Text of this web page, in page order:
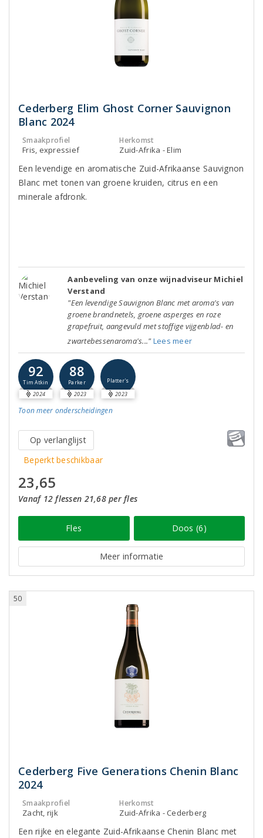
Cederberg Elim Ghost Corner Sauvignon
Blanc 2024
Smaakprofiel
Fris, expressief
Herkomst
Zuid-Afrika - Elim
Een levendige en aromatische Zuid-Afrikaanse Sauvignon
Blanc met tonen van groene kruiden, citrus en een
minerale afdronk.
Aanbeveling van onze wijnadviseur Michiel
Verstand
"Een levendige Sauvignon Blanc met aroma's van
groene brandnetels, groene asperges en roze
grapefruit, aangevuld met stoffige vijgenblad- en
zwartebessenaroma's..." Lees meer
92
Tim Atkin
2024
88
Parker
2023
Platter's
2023
Toon meer onderscheidingen
Op verlanglijst
Beperkt beschikbaar
23,65
Vanaf 12 flessen 21,68 per fles
Fles Doos (6)
Meer informatie
50
Cederberg Five Generations Chenin Blanc
2024
Smaakprofiel
Zacht, rijk
Herkomst
Zuid-Afrika - Cederberg
Een rijke en elegante Zuid-Afrikaanse Chenin Blanc met